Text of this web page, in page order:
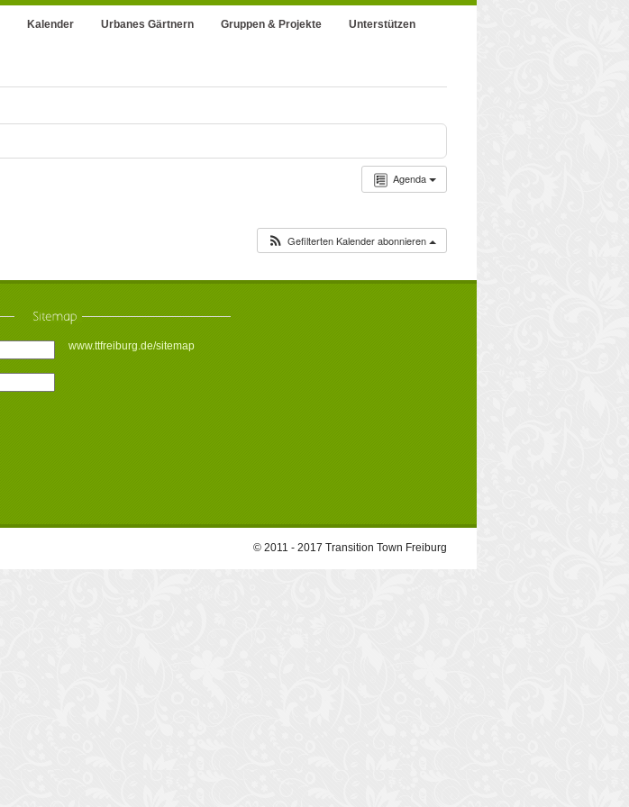
Kalender Urbanes Gärtnern Gruppen & Projekte Unterstützen
Agenda
Gefilterten Kalender abonnieren
www.ttfreiburg.de/sitemap
© 2011 - 2017 Transition Town Freiburg